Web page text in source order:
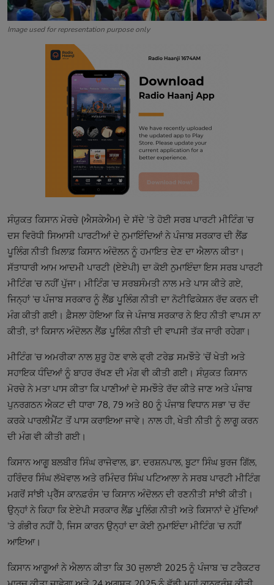
Image used for representation purpose only
ਸੰਯੁਕਤ ਕਿਸਾਨ ਮੋਰਚੇ (ਐਸਕੇਐਮ) ਦੇ ਸੱਦੇ ’ਤੇ ਹੋਈ ਸਰਬ ਪਾਰਟੀ ਮੀਟਿੰਗ ’ਚ
ਦਸ ਵਿਰੋਧੀ ਸਿਆਸੀ ਪਾਰਟੀਆਂ ਦੇ ਨੁਮਾਇੰਦਿਆਂ ਨੇ ਪੰਜਾਬ ਸਰਕਾਰ ਦੀ ਲੈਂਡ
ਪੂਲਿੰਗ ਨੀਤੀ ਖ਼ਿਲਾਫ਼ ਕਿਸਾਨ ਅੰਦੋਲਨ ਨੂੰ ਹਮਾਇਤ ਦੇਣ ਦਾ ਐਲਾਨ ਕੀਤਾ।
ਸੱਤਾਧਾਰੀ ਆਮ ਆਦਮੀ ਪਾਰਟੀ (ਏਏਪੀ) ਦਾ ਕੋਈ ਨੁਮਾਇੰਦਾ ਇਸ ਸਰਬ ਪਾਰਟੀ
ਮੀਟਿੰਗ ’ਚ ਨਹੀਂ ਪੁੱਜਾ। ਮੀਟਿੰਗ ’ਚ ਸਰਬਸੰਮਤੀ ਨਾਲ ਮਤੇ ਪਾਸ ਕੀਤੇ ਗਏ,
ਜਿਨ੍ਹਾਂ ’ਚ ਪੰਜਾਬ ਸਰਕਾਰ ਨੂੰ ਲੈਂਡ ਪੂਲਿੰਗ ਨੀਤੀ ਦਾ ਨੋਟੀਫਿਕੇਸ਼ਨ ਰੱਦ ਕਰਨ ਦੀ
ਮੰਗ ਕੀਤੀ ਗਈ। ਫ਼ੈਸਲਾ ਹੋਇਆ ਕਿ ਜੇ ਪੰਜਾਬ ਸਰਕਾਰ ਨੇ ਇਹ ਨੀਤੀ ਵਾਪਸ ਨਾ
ਕੀਤੀ, ਤਾਂ ਕਿਸਾਨ ਅੰਦੋਲਨ ਲੈਂਡ ਪੂਲਿੰਗ ਨੀਤੀ ਦੀ ਵਾਪਸੀ ਤੱਕ ਜਾਰੀ ਰਹੇਗਾ।
ਮੀਟਿੰਗ ’ਚ ਅਮਰੀਕਾ ਨਾਲ ਸ਼ੁਰੂ ਹੋਣ ਵਾਲੇ ਫ੍ਰੀ ਟਰੇਡ ਸਮਝੌਤੇ ’ਚੋਂ ਖੇਤੀ ਅਤੇ
ਸਹਾਇਕ ਧੰਦਿਆਂ ਨੂੰ ਬਾਹਰ ਰੱਖਣ ਦੀ ਮੰਗ ਵੀ ਕੀਤੀ ਗਈ। ਸੰਯੁਕਤ ਕਿਸਾਨ
ਮੋਰਚੇ ਨੇ ਮਤਾ ਪਾਸ ਕੀਤਾ ਕਿ ਪਾਣੀਆਂ ਦੇ ਸਮਝੌਤੇ ਰੱਦ ਕੀਤੇ ਜਾਣ ਅਤੇ ਪੰਜਾਬ
ਪੁਨਰਗਠਨ ਐਕਟ ਦੀ ਧਾਰਾ 78, 79 ਅਤੇ 80 ਨੂੰ ਪੰਜਾਬ ਵਿਧਾਨ ਸਭਾ ’ਚ ਰੱਦ
ਕਰਕੇ ਪਾਰਲੀਮੈਂਟ ਤੋਂ ਪਾਸ ਕਰਾਇਆ ਜਾਵੇ। ਨਾਲ ਹੀ, ਖੇਤੀ ਨੀਤੀ ਨੂੰ ਲਾਗੂ ਕਰਨ
ਦੀ ਮੰਗ ਵੀ ਕੀਤੀ ਗਈ।
ਕਿਸਾਨ ਆਗੂ ਬਲਬੀਰ ਸਿੰਘ ਰਾਜੇਵਾਲ, ਡਾ. ਦਰਸ਼ਨਪਾਲ, ਬੂਟਾ ਸਿੰਘ ਬੁਰਜ ਗਿੱਲ,
ਹਰਿੰਦਰ ਸਿੰਘ ਲੱਖੋਵਾਲ ਅਤੇ ਰਮਿੰਦਰ ਸਿੰਘ ਪਟਿਆਲਾ ਨੇ ਸਰਬ ਪਾਰਟੀ ਮੀਟਿੰਗ
ਮਗਰੋਂ ਸਾਂਝੀ ਪ੍ਰੈੱਸ ਕਾਨਫ਼ਰੰਸ ’ਚ ਕਿਸਾਨ ਅੰਦੋਲਨ ਦੀ ਰਣਨੀਤੀ ਸਾਂਝੀ ਕੀਤੀ।
ਉਨ੍ਹਾਂ ਨੇ ਕਿਹਾ ਕਿ ਏਏਪੀ ਸਰਕਾਰ ਲੈਂਡ ਪੂਲਿੰਗ ਨੀਤੀ ਅਤੇ ਕਿਸਾਨਾਂ ਦੇ ਮੁੱਦਿਆਂ
’ਤੇ ਗੰਭੀਰ ਨਹੀਂ ਹੈ, ਜਿਸ ਕਾਰਨ ਉਨ੍ਹਾਂ ਦਾ ਕੋਈ ਨੁਮਾਇੰਦਾ ਮੀਟਿੰਗ ’ਚ ਨਹੀਂ
ਆਇਆ।
ਕਿਸਾਨ ਆਗੂਆਂ ਨੇ ਐਲਾਨ ਕੀਤਾ ਕਿ 30 ਜੁਲਾਈ 2025 ਨੂੰ ਪੰਜਾਬ ’ਚ ਟਰੈਕਟਰ